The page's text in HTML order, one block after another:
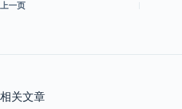
上一页
相关文章